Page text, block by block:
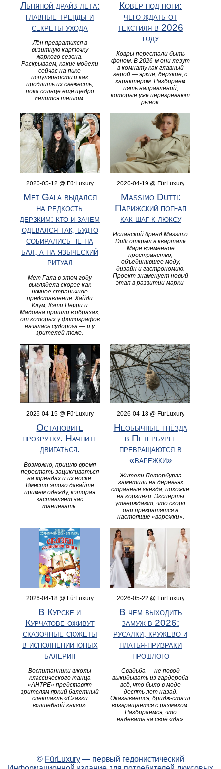
Льняной драйв лета:
главные тренды и
секреты ухода
Лён превратился в
визитную карточку
жаркого сезона.
Раскрываем, какие модели
сейчас на пике
популярности и как
продлить их свежесть,
пока солнце ещё щедро
делится теплом.
Ковёр под ноги:
чего ждать от
текстиля в 2026
году
Ковры перестали быть
фоном. В 2026-м они лезут
в комнату как главный
герой — яркие, дерзкие, с
характером. Разбираем
пять направлений,
которые уже перегревают
рынок.
2026-05-12 @ FürLuxury
Met Gala выдался
на редкость
дерзким: кто и зачем
одевался так, будто
собирались не на
бал, а на языческий
ритуал
Мет Гала в этом году
выглядела скорее как
ночное страничное
представление. Хайди
Клум, Кэти Перри и
Мадонна пришли в образах,
от которых у фотографов
началась судорога — и у
зрителей тоже.
2026-04-19 @ FürLuxury
Massimo Dutti:
Парижский поп-ап
как шаг к люксу
Испанский бренд Massimo
Dutti открыл в квартале
Маре временное
пространство,
объединившее моду,
дизайн и гастрономию.
Проект знаменует новый
этап в развитии марки.
2026-04-15 @ FürLuxury
Остановите
прокрутку. Начните
двигаться.
Возможно, пришло время
перестать зацикливаться
на трендах и их носке.
Вместо этого давайте
примем одежду, которая
заставляет нас
танцевать.
2026-04-18 @ FürLuxury
Необычные гнёзда
в Петербурге
превращаются в
«варежки»
Жители Петербурга
заметили на деревьях
странные гнёзда, похожие
на корзинки. Эксперты
утверждают, что скоро
они превратятся в
настоящие «варежки».
2026-04-18 @ FürLuxury
В Курске и
Курчатове оживут
сказочные сюжеты
в исполнении юных
балерин
Воспитанники школы
классического танца
«АНТРЕ» представят
зрителям яркий балетный
спектакль «Сказки
волшебной книги».
2026-05-22 @ FürLuxury
В чем выходить
замуж в 2026:
русалки, кружево и
платья-призраки
прошлого
Свадьба — не повод
выкидывать из гардероба
всё, что было в моде
десять лет назад.
Оказывается, бридж-стайл
возвращается с размахом.
Разбираемся, что
надевать на своё «да».
© FürLuxury — первый гедонистический